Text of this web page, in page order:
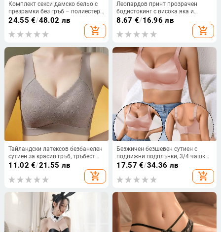
Комплект секси дамско бельо с
презрамки без гръб – полиестер,
90–95% полиестер, стил за
24.55 €/48.02 лв
add_shopping_cart
Леопардов принт прозрачен
бодистокинг с висока яка и
открит гръб, полиестер 80–90%,
8.67 €/16.96 лв
add_shopping_cart
Тайландски латексов безбанелен
сутиен за красив гръб, тръбест
спортен сутиен за жени,
повдигащ ефект за малък бюст,
против увисване
11.02 €/21.55 лв
add_shopping_cart
Безжичен безшевен сутиен с
подвижни подплънки, 3/4 чашка,
сменяеми двойни презрамки и
четириредово закопчаване отзад
17.57 €/34.36 лв
add_shopping_cart